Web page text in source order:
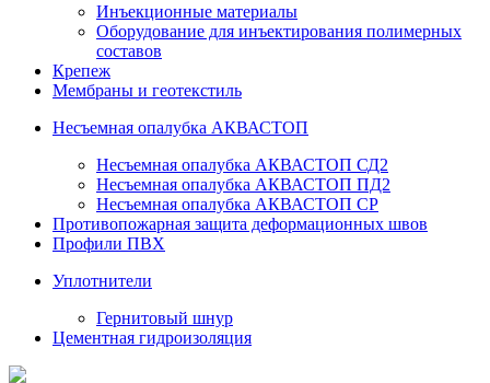
Инъекционные материалы
Оборудование для инъектирования полимерных
составов
Крепеж
Мембраны и геотекстиль
Несъемная опалубка АКВАСТОП
Несъемная опалубка АКВАСТОП СД2
Несъемная опалубка АКВАСТОП ПД2
Несъемная опалубка АКВАСТОП СР
Противопожарная защита деформационных швов
Профили ПВХ
Уплотнители
Гернитовый шнур
Цементная гидроизоляция